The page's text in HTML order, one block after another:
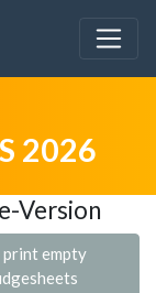
2026
Version
print empty